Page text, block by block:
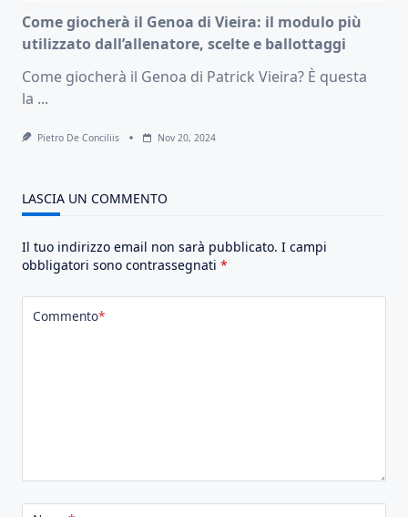
Come giocherà il Genoa di Vieira: il modulo più
utilizzato dall’allenatore, scelte e ballottaggi
Come giocherà il Genoa di Patrick Vieira? È questa
la ...
Pietro De Conciliis Nov 20, 2024
LASCIA UN COMMENTO
Il tuo indirizzo email non sarà pubblicato. I campi
obbligatori sono contrassegnati *
Commento*